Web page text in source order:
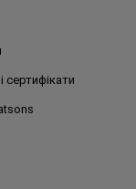
сертифікати